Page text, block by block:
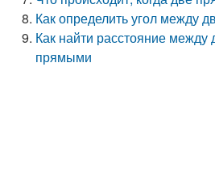
Как определить угол между
Как найти расстояние
прямыми